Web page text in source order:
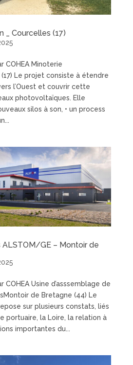
_ Courcelles (17)
COHEA Minoterie
Le projet consiste à étendre
l’Ouest et couvrir cette
photovoltaïques. Elle
silos à son, • un process
ALSTOM/GE – Montoir de
COHEA Usine d’asssemblage de
de Bretagne (44) Le
sur plusieurs constats, liés
portuaire, la Loire, la relation à
importantes du...